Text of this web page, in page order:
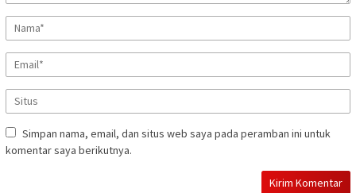
Simpan nama, email, dan situs web saya pada peramban ini untuk
komentar saya berikutnya.